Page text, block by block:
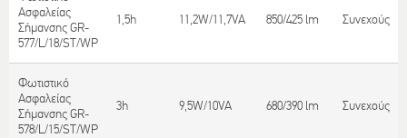
Ασφαλείας
Σήμανσης GR-
577/L/18/ST/WP
1,5h 11,2W/11,7VA 850/425 lm Συνεχούς
Φωτιστικό
Ασφαλείας
Σήμανσης GR-
578/L/15/ST/WP
3h 9,5W/10VA 680/390 lm Συνεχούς